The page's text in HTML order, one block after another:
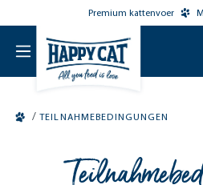
Premium kattenvoer
/ TEILNAHMEBEDINGUNGEN